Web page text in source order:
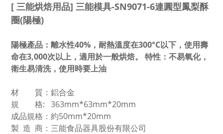
[ 三能烘焙用品] 三能模具-SN9071-6連圓型鳳梨酥
圈(陽極)
陽極產品：離水性40%，耐熱溫度在300°C以下，使用壽
命在3,000次以上，適用於一般烘焙。 特性：不易氧化，
衛生易清洗，使用時要上油
材 質：鋁合金
規 格: 363mm*63mm*20mm
成品規格：約50mm*20mm
製 造 商：三能食品器具股份有限公司